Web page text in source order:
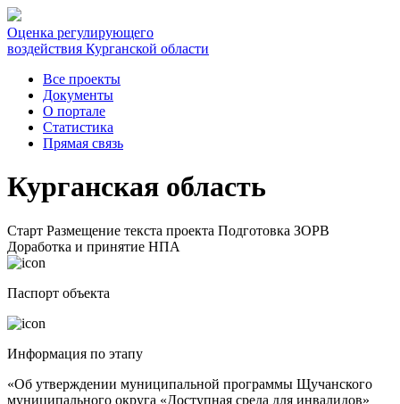
Оценка регулирующего
воздействия Курганской области
Все проекты
Документы
О портале
Статистика
Прямая связь
Курганская область
Старт Размещение текста проекта Подготовка ЗОРВ
Доработка и принятие НПА
Паспорт объекта
Информация по этапу
«Об утверждении муниципальной программы Щучанского
муниципального округа «Доступная среда для инвалидов»